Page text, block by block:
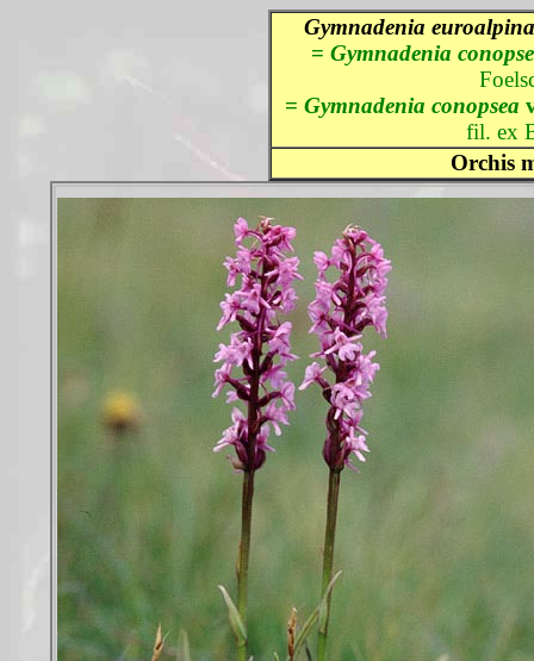
Gymnadenia euroalpina
= Gymnadenia
= Gymnadenia conopsea
fil. ex
Orchis